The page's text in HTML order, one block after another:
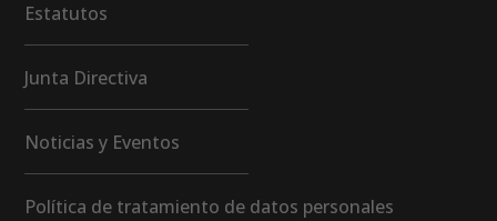
Estatutos
Junta Directiva
Noticias y Eventos
Política de tratamiento de datos personales